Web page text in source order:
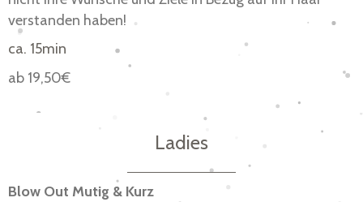
verstanden haben!
ca. 15min
ab 19,50€
Ladies
Blow Out Mutig & Kurz